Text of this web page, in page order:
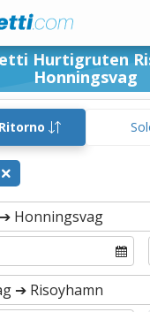
Hurtigruten
Honningsvag